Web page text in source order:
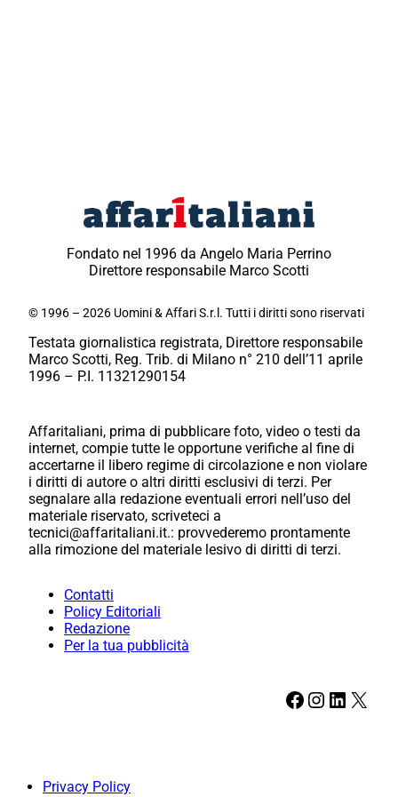
Fondato nel 1996 da Angelo Maria Perrino
Direttore responsabile Marco Scotti
© 1996 – 2026 Uomini & Affari S.r.l. Tutti i diritti sono riservati
Testata giornalistica registrata, Direttore responsabile
Marco Scotti, Reg. Trib. di Milano n° 210 dell’11 aprile
1996 – P.I. 11321290154
Affaritaliani, prima di pubblicare foto, video o testi da
internet, compie tutte le opportune verifiche al fine di
accertarne il libero regime di circolazione e non violare
i diritti di autore o altri diritti esclusivi di terzi. Per
segnalare alla redazione eventuali errori nell’uso del
materiale riservato, scriveteci a
tecnici@affaritaliani.it.: provvederemo prontamente
alla rimozione del materiale lesivo di diritti di terzi.
Contatti
Policy Editoriali
Redazione
Per la tua pubblicità
Facebook Instagram LinkedIn X
Privacy Policy